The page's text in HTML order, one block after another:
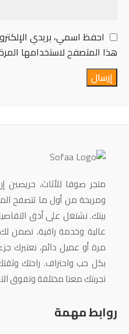
احفظ اسمي، بريدي
هذا المتصفح لاستخدامها
متجر صوفا للأثاث،
ومريحة من أول ما تتصفح
بيتك. نشتغل على أدق
عالية وخدمة راقية، تضمن
مرة أو عميل دائم، نعتبرك
بكل حب واحتراف. راحتك
تجربتك معنا مختلفة وتفوق
روابط مهمة